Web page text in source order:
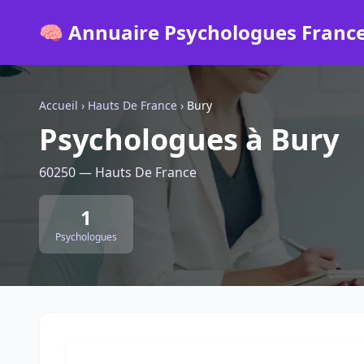
🧠 Annuaire Psychologues
Accueil › Hauts De France › Bury
Psychologues à Bury
60250 — Hauts De France
1
Psychologues